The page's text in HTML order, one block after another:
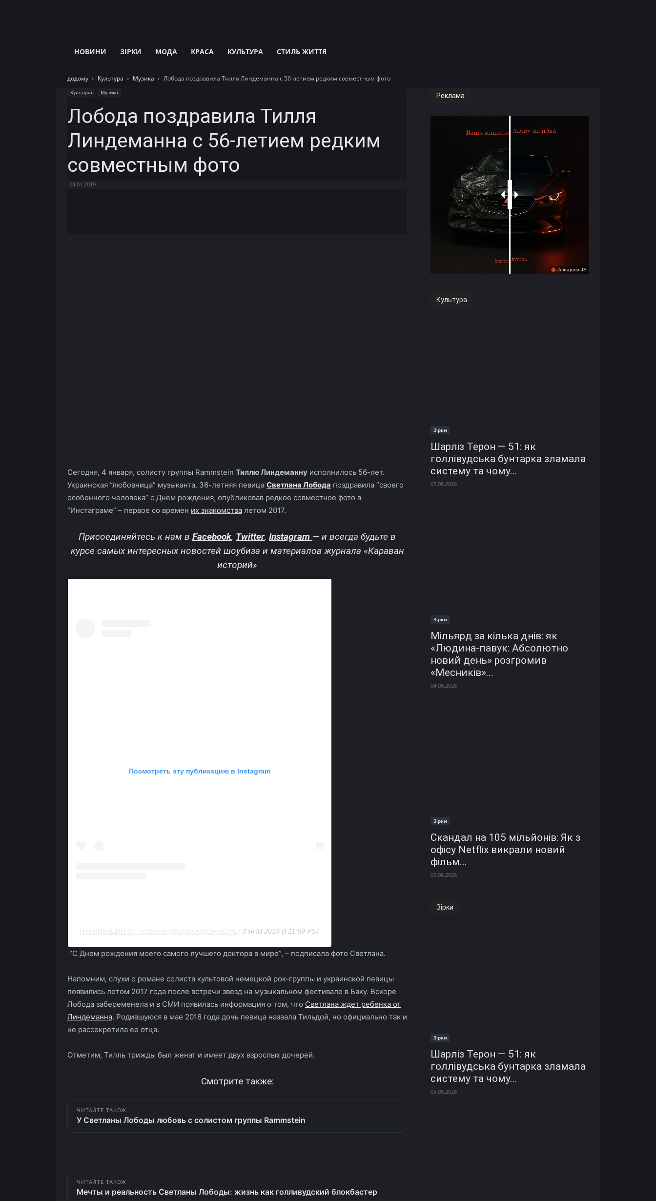
НОВИНИ ЗІРКИ МОДА КРАСА КУЛЬТУРА СТИЛЬ ЖИТТЯ
додому Культура Музика Лобода поздравила Тилля Линдеманна с 56-летием редким совместным фото
Культура Музика
Лобода поздравила Тилля
Линдеманна с 56-летием редким
совместным фото
04.01.2019
Сегодня, 4 января, солисту группы Rammstein Тиллю Линдеманну исполнилось 56-лет.
Украинская “любовница” музыканта, 36-летняя певица Светлана Лобода поздравила “своего
особенного человека” с Днем рождения, опубликовав редкое совместное фото в
“Инстаграме” – первое со времен их знакомства летом 2017.
Присоединяйтесь к нам в Facebook, Twitter, Instagram — и всегда будьте в
курсе самых интересных новостей шоубиза и материалов журнала «Караван
историй»
Посмотреть эту публикацию в Instagram
ПУБЛИКАЦИЯ ОТ LOBODA (@LOBODAOFFICIAL) 3 ЯНВ 2019 В 11:59 PST
“С Днем рождения моего самого лучшего доктора в мире”, – подписала фото Светлана.
Напомним, слухи о романе солиста культовой немецкой рок-группы и украинской певицы
появились летом 2017 года после встречи звезд на музыкальном фестивале в Баку. Вскоре
Лобода забеременела и в СМИ появилась информация о том, что Светлана ждет ребенка от
Линдеманна. Родившуюся в мае 2018 года дочь певица назвала Тильдой, но официально так и
не рассекретила ее отца.
Отметим, Тилль трижды был женат и имеет двух взрослых дочерей.
Смотрите также:
ЧИТАЙТЕ ТАКОЖ
У Светланы Лободы любовь с солистом группы Rammstein
ЧИТАЙТЕ ТАКОЖ
Мечты и реальность Светланы Лободы: жизнь как голливудский блокбастер
Реклама
Культура
Зірки
Шарліз Терон — 51: як
голлівудська бунтарка зламала
систему та чому...
05.08.2026
Зірки
Мільярд за кілька днів: як
«Людина-павук: Абсолютно
новий день» розгромив
«Месників»...
04.08.2026
Зірки
Скандал на 105 мільйонів: Як з
офісу Netflix викрали новий
фільм...
03.08.2026
Зірки
Зірки
Шарліз Терон — 51: як
голлівудська бунтарка зламала
систему та чому...
05.08.2026